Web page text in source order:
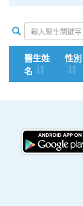
醫生姓
名
性別